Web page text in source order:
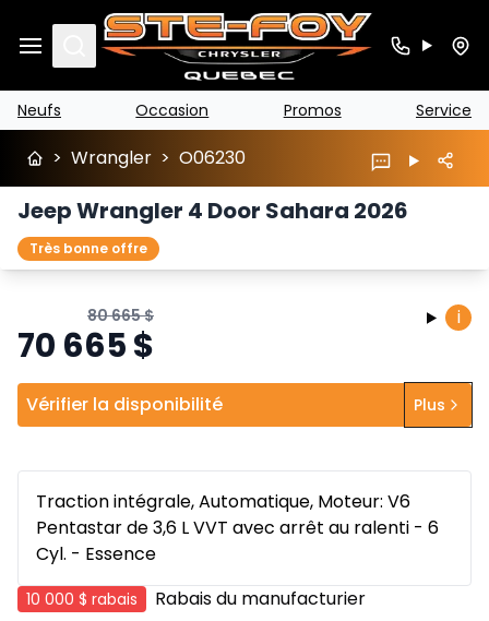
Search
Neufs Occasion Promos Service
> Wrangler > O06230
Jeep Wrangler 4 Door Sahara 2026
Très bonne offre
80 665$
70 665$
i
Vérifier la disponibilité Plus
Traction intégrale, Automatique, Moteur: V6
Pentastar de 3,6 L VVT avec arrêt au ralenti - 6
Cyl. - Essence
10 000 $ rabais Rabais du manufacturier